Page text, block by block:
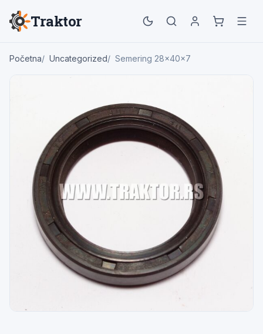
Traktor
Početna Uncategorized Semering 28x40x7